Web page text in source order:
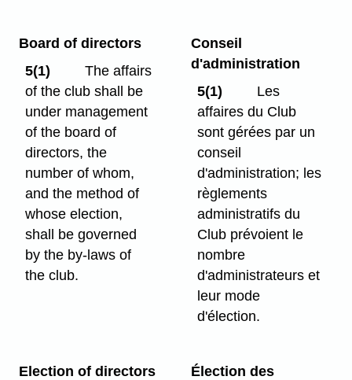
Board of directors
5(1)
The affairs
of the club shall be
under management
of the board of
directors, the
number of whom,
and the method of
whose election,
shall be governed
by the by-laws of
the club.
Conseil
d'administration
5(1)
Les
affaires du Club
sont gérées par un
conseil
d'administration; les
règlements
administratifs du
Club prévoient le
nombre
d'administrateurs et
leur mode
d'élection.
Election of directors
Élection des